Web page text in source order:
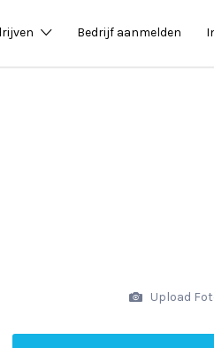
Bedrijf aanmelden
Upload